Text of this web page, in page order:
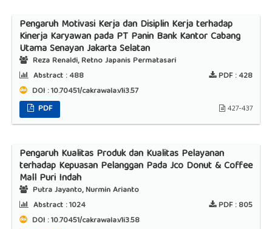
Pengaruh Motivasi Kerja dan Disiplin Kerja terhadap
Kinerja Karyawan pada PT Panin Bank Kantor Cabang
Utama Senayan Jakarta Selatan
Reza Renaldi, Retno Japanis Permatasari
Abstract :488 PDF :428
DOI : 10.70451/cakrawala.v1i3.57
PDF
427-437
Pengaruh Kualitas Produk dan Kualitas Pelayanan
terhadap Kepuasan Pelanggan Pada Jco Donut & Coffee
Mall Puri Indah
Putra Jayanto, Nurmin Arianto
Abstract :1024 PDF :805
DOI : 10.70451/cakrawala.v1i3.58